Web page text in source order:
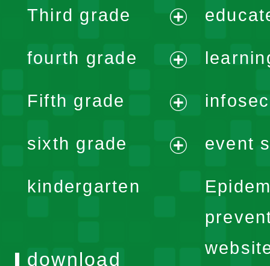
menu
Third grade
menu
fourth grade
menu
Fifth grade
menu
sixth grade
kindergarten
event
download